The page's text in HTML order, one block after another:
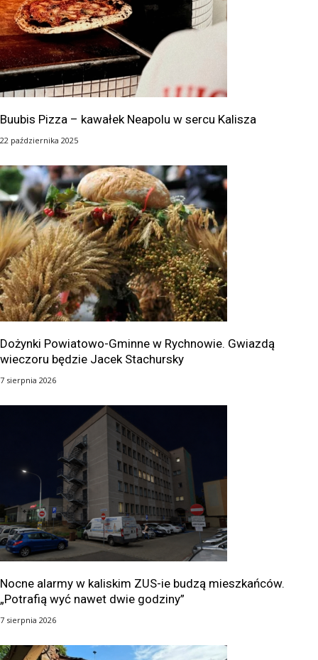
Buubis Pizza – kawałek Neapolu w sercu Kalisza
22 października 2025
Dożynki Powiatowo-Gminne w Rychnowie. Gwiazdą
wieczoru będzie Jacek Stachursky
7 sierpnia 2026
Nocne alarmy w kaliskim ZUS-ie budzą mieszkańców.
„Potrafią wyć nawet dwie godziny”
7 sierpnia 2026